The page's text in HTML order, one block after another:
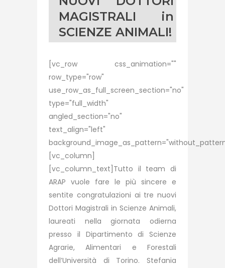
MAGISTRALI in
SCIENZE ANIMALI!
[vc_row css_animation=""
row_type="row"
use_row_as_full_screen_section="no"
type="full_width"
angled_section="no"
text_align="left"
[vc_column]
[vc_column_text]Tutto il team di
ARAP vuole fare le più sincere e
sentite congratulazioni ai tre nuovi
Dottori Magistrali in Scienze Animali,
laureati nella giornata odierna
presso il Dipartimento di Scienze
Agrarie, Alimentari e Forestali
dell’Università di Torino. Stefania